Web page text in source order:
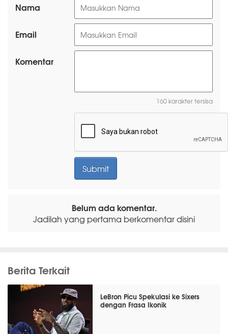
Nama
Email
Komentar
160 karakter tersisa
Belum ada komentar.
Jadilah yang pertama berkomentar disini
Berita Terkait
LeBron Picu Spekulasi ke Sixers
dengan Frasa Ikonik